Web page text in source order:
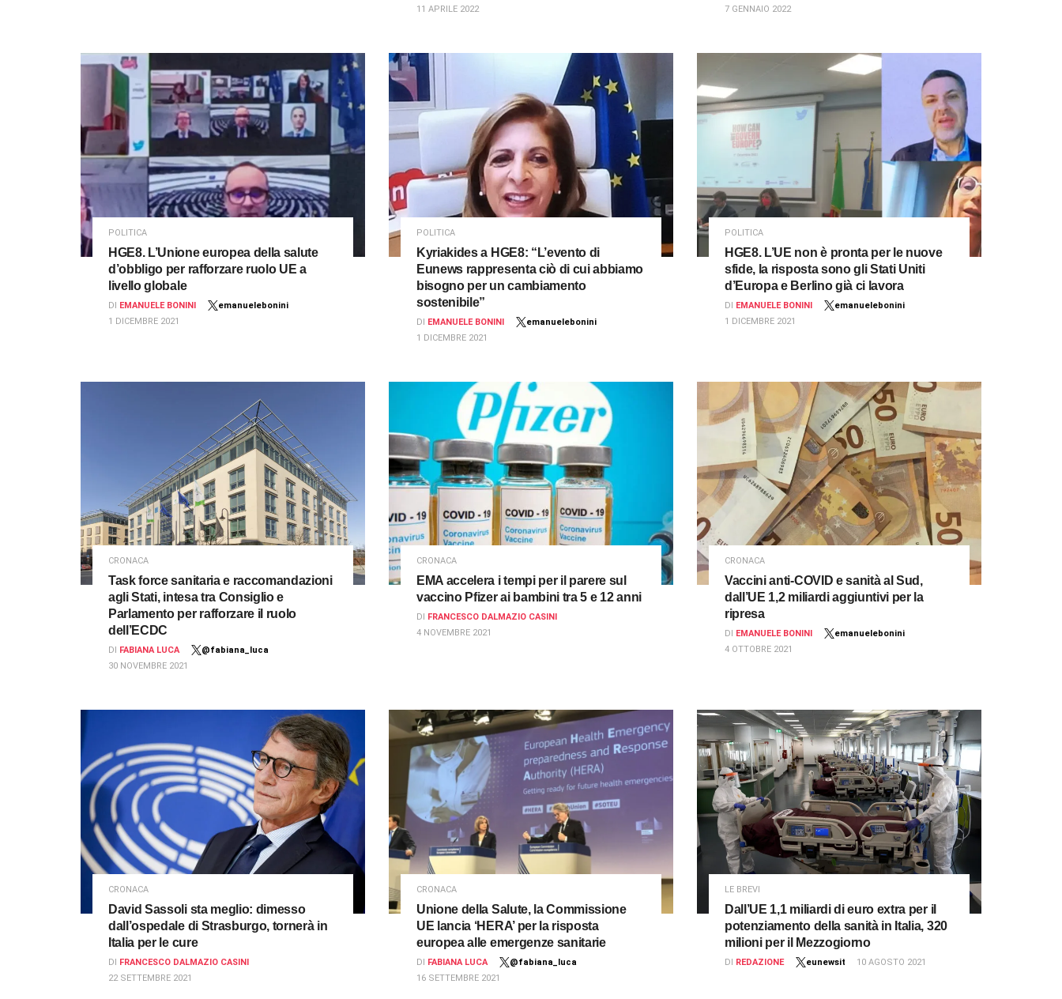
11 APRILE 2022
7 GENNAIO 2022
POLITICA
HGE8. L’Unione europea della salute
d’obbligo per rafforzare ruolo UE a
livello globale
DI EMANUELE BONINI
emanuelebonini
1 DICEMBRE 2021
POLITICA
Kyriakides a HGE8: “L’evento di
Eunews rappresenta ciò di cui abbiamo
bisogno per un cambiamento
sostenibile”
DI EMANUELE BONINI
emanuelebonini
1 DICEMBRE 2021
POLITICA
HGE8. L’UE non è pronta per le nuove
sfide, la risposta sono gli Stati Uniti
d’Europa e Berlino già ci lavora
DI EMANUELE BONINI
emanuelebonini
1 DICEMBRE 2021
CRONACA
Task force sanitaria e raccomandazioni
agli Stati, intesa tra Consiglio e
Parlamento per rafforzare il ruolo
dell’ECDC
DI FABIANA LUCA
@fabiana_luca
30 NOVEMBRE 2021
CRONACA
EMA accelera i tempi per il parere sul
vaccino Pfizer ai bambini tra 5 e 12 anni
DI
FRANCESCO DALMAZIO CASINI
4 NOVEMBRE 2021
CRONACA
Vaccini anti-COVID e sanità al Sud,
dall’UE 1,2 miliardi aggiuntivi per la
ripresa
DI EMANUELE BONINI
emanuelebonini
4 OTTOBRE 2021
CRONACA
David Sassoli sta meglio: dimesso
dall’ospedale di Strasburgo, tornerà in
Italia per le cure
DI FRANCESCO DALMAZIO CASINI
22 SETTEMBRE 2021
CRONACA
Unione della Salute, la Commissione
UE lancia ‘HERA’ per la risposta
europea alle emergenze sanitarie
DI FABIANA LUCA
@fabiana_luca
16 SETTEMBRE 2021
LE BREVI
Dall’UE 1,1 miliardi di euro extra per il
potenziamento della sanità in Italia, 320
milioni per il Mezzogiorno
DI REDAZIONE eunewsit 10 AGOSTO 2021